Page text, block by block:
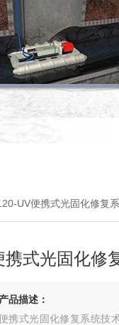
UV便携式光固化修复
携式光固化修
产品描述：
携式光固化修复系统技